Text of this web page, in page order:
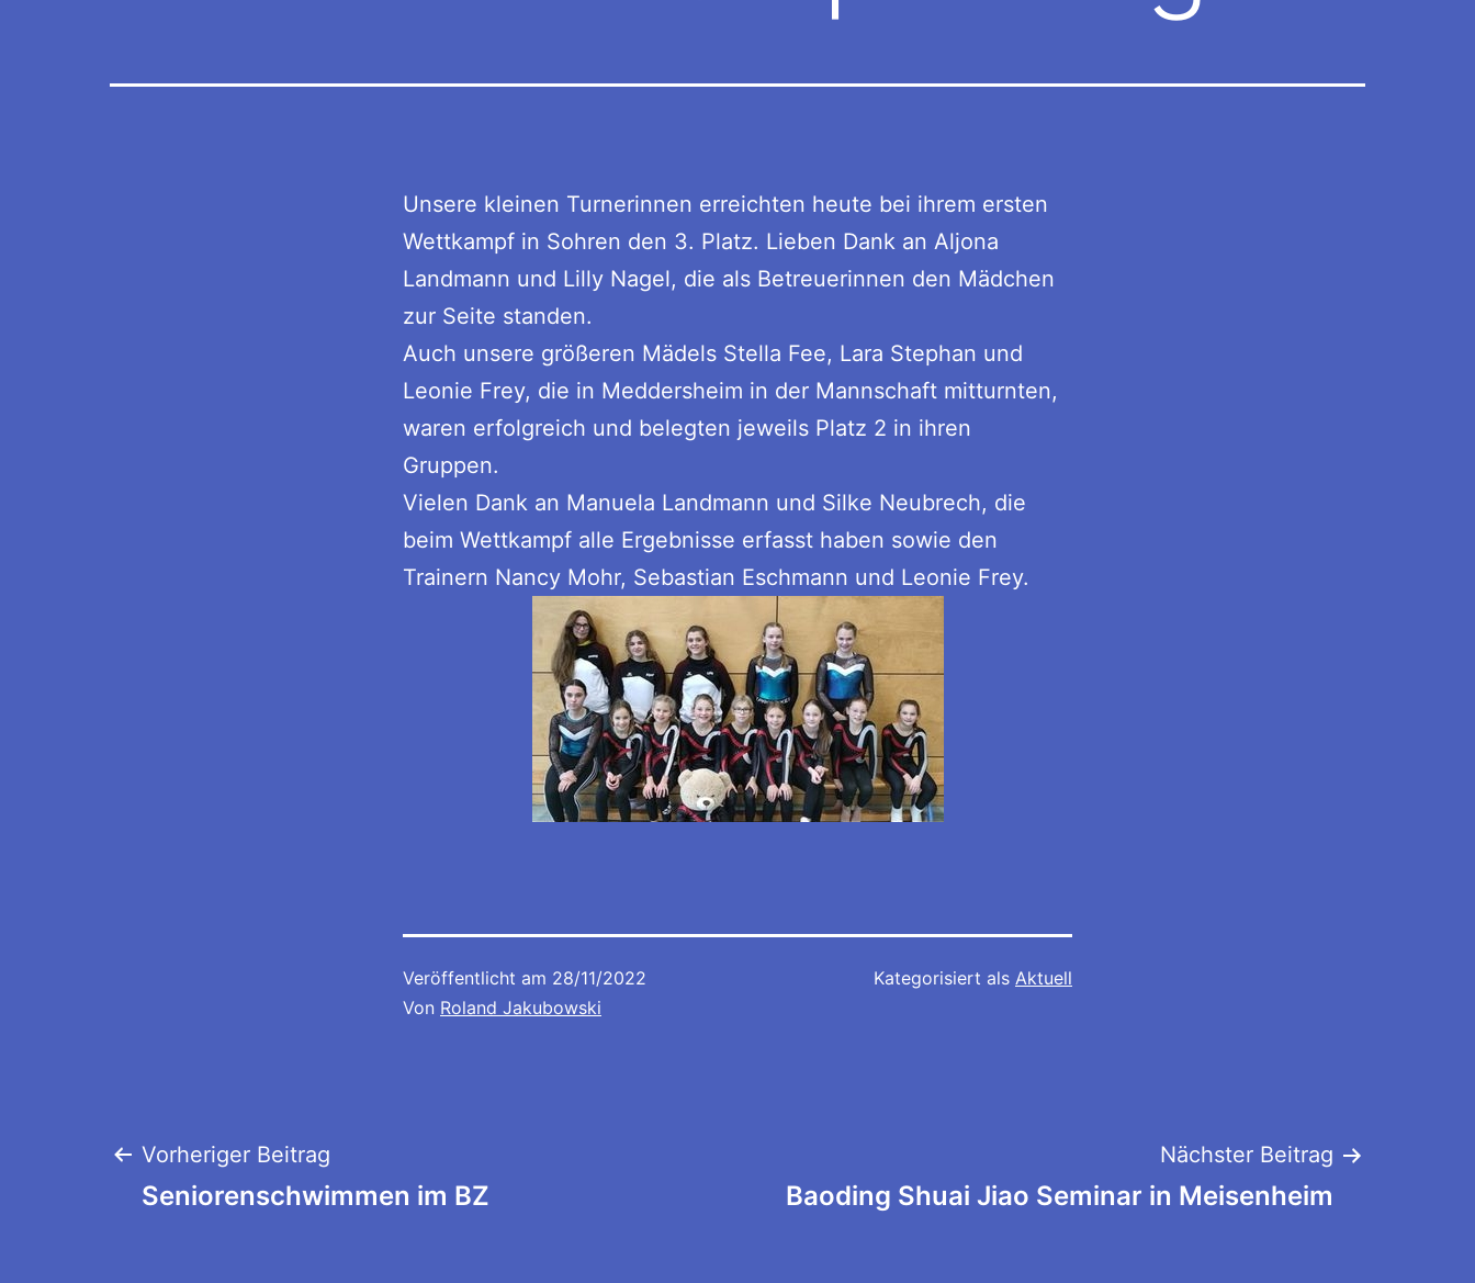
Unsere kleinen Turnerinnen erreichten heute bei ihrem ersten
Wettkampf in Sohren den 3. Platz. Lieben Dank an Aljona
Landmann und Lilly Nagel, die als Betreuerinnen den Mädchen
zur Seite standen.
Auch unsere größeren Mädels Stella Fee, Lara Stephan und
Leonie Frey, die in Meddersheim in der Mannschaft mitturnten,
waren erfolgreich und belegten jeweils Platz 2 in ihren
Gruppen.
Vielen Dank an Manuela Landmann und Silke Neubrech, die
beim Wettkampf alle Ergebnisse erfasst haben sowie den
Trainern Nancy Mohr, Sebastian Eschmann und Leonie Frey.
Veröffentlicht am 28/11/2022
Von Roland Jakubowski
Kategorisiert als Aktuell
Beitragsnavigation
Vorheriger Beitrag
Seniorenschwimmen im BZ
Nächster Beitrag
Baoding Shuai Jiao Seminar in Meisenheim